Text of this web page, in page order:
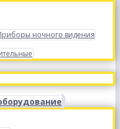
ночного видения